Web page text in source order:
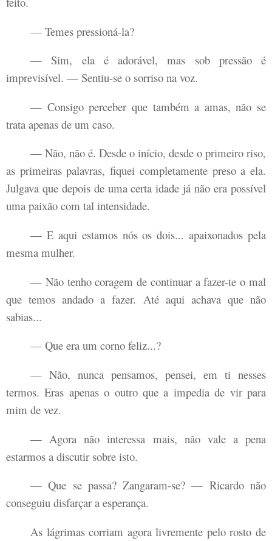
— Temes pressioná-la?
— Sim, ela é adorável, mas sob pressão é
imprevisível. — Sentiu-se o sorriso na voz.
— Consigo perceber que também a amas, não se
trata apenas de um caso.
— Não, não é. Desde o início, desde o primeiro riso,
as primeiras palavras, fiquei completamente preso a ela.
Julgava que depois de uma certa idade já não era possível
uma paixão com tal intensidade.
— E aqui estamos nós os dois... apaixonados pela
mesma mulher.
— Não tenho coragem de continuar a fazer-te o mal
que temos andado a fazer. Até aqui achava que não
sabias...
— Que era um corno feliz...?
— Não, nunca pensamos, pensei, em ti nesses
termos. Eras apenas o outro que a impedia de vir para
mim de vez.
— Agora não interessa mais, não vale a pena
estarmos a discutir sobre isto.
— Que se passa? Zangaram-se? — Ricardo não
conseguiu disfarçar a esperança.
As lágrimas corriam agora livremente pelo rosto de